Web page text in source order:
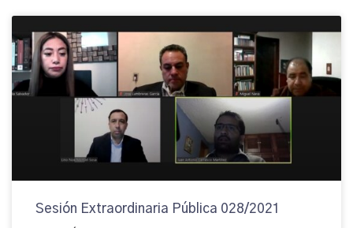
Sesión Extraordinaria Pública 028/2021